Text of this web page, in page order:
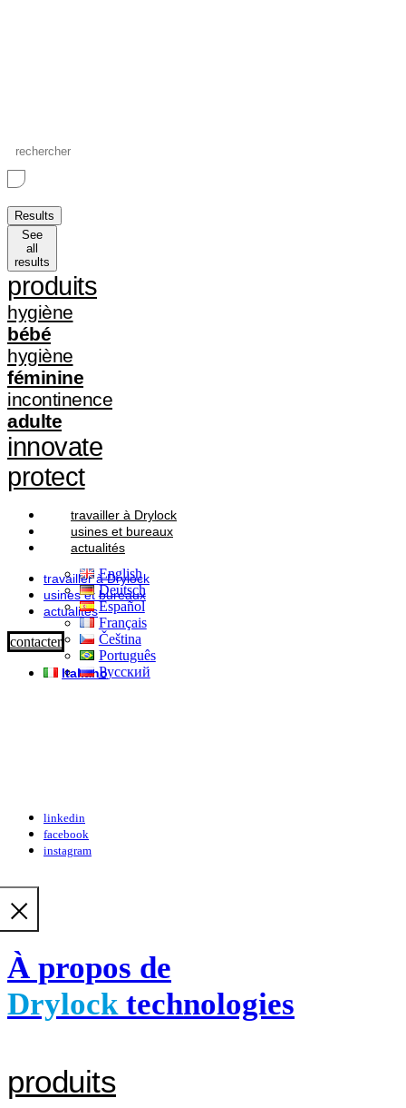
Search
...
Results
See
all
results
produits
hygiène
bébé
hygiène
féminine
incontinence
adulte
innovate
protect
travailler à Drylock
usines et bureaux
actualités
travailler à Drylock
usines et bureaux
actualités
contacter
Italiano
English
Deutsch
Español
Français
Čeština
Português
Русский
linkedin
facebook
instagram
À propos de
Drylocktechnologies
produits